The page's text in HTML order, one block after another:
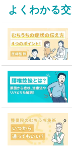
よくわかる